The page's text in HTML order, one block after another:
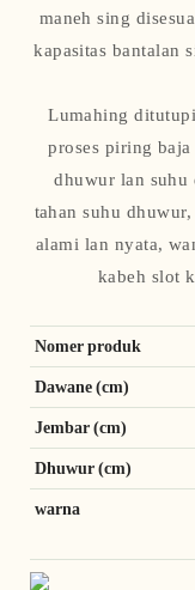
maneh sing
kapasitas bantalan
Lumahing
proses piring
dhuwur lan suhu
tahan suhu
alami lan nyata,
kabeh slot
Nomer produk
Dawane (cm)
Jembar (cm)
Dhuwur (cm)
warna